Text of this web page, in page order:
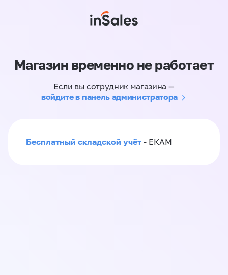
Магазин временно не работает
Если вы сотрудник магазина —
войдите в панель администратора
Бесплатный складской учёт - ЕКАМ